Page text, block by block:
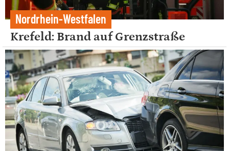
Nordrhein-Westfalen
Krefeld: Brand auf Grenzstraße